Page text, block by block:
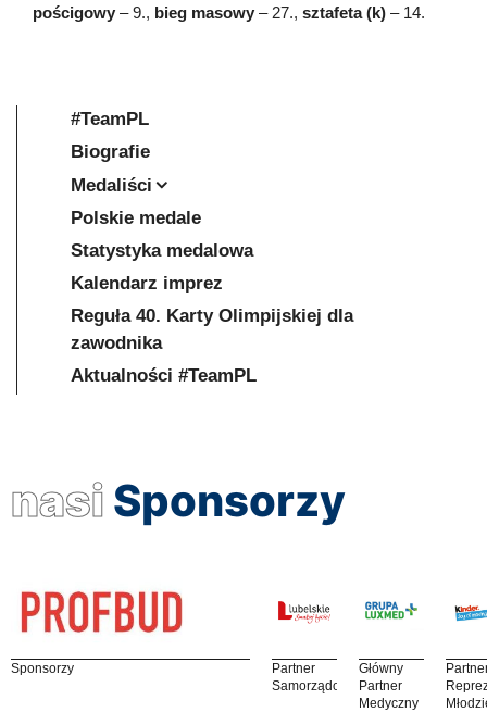
pościgowy – 9., bieg masowy – 27., sztafeta (k) – 14.
#TeamPL
Biografie
Medaliści
Polskie medale
Statystyka medalowa
Kalendarz imprez
Reguła 40. Karty Olimpijskiej dla
zawodnika
Aktualności #TeamPL
nasi Sponsorzy
Sponsorzy
Partner
Samorządowy
Główny
Partner
Medyczny